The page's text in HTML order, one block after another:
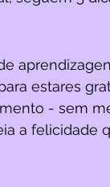
estares
- sem
a felicidade